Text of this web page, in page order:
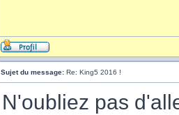
Sujet du message: Re: King5 2016 !
N'oubliez pas